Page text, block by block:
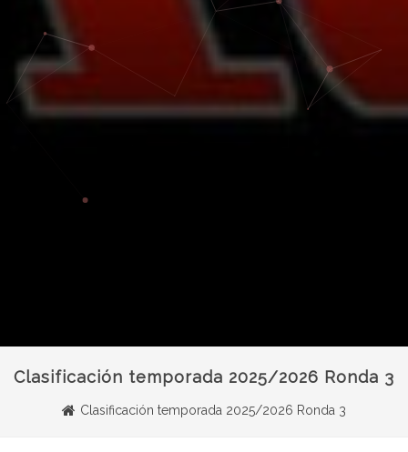
Clasificación temporada 2025/2026 Ronda 3
Clasificación temporada 2025/2026 Ronda 3